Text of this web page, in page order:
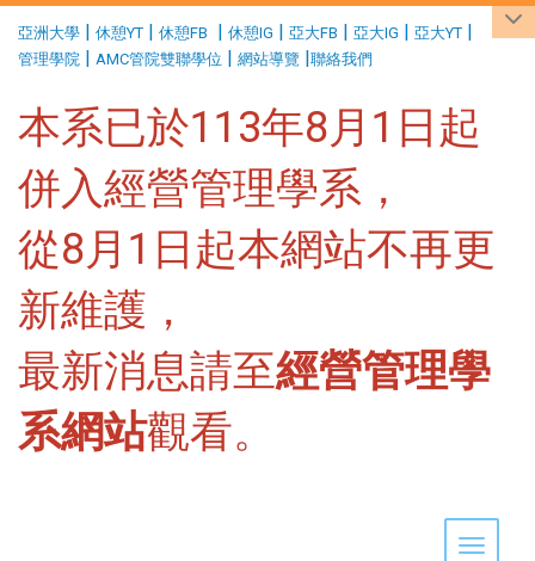
亞洲大學 | 休憩YT | 休憩FB | 休憩IG | 亞大FB | 亞大IG | 亞大YT |
管理學院 | AMC管院雙聯學位 | 網站導覽 |聯絡我們
本系已於113年8月1日起
併入經營管理學系，
從8月1日起本網站不再更
新維護，
最新消息請至經營管理學
系網站觀看。
Toggle